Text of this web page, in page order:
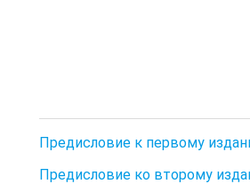
Предисловие к первому
Предисловие ко второму